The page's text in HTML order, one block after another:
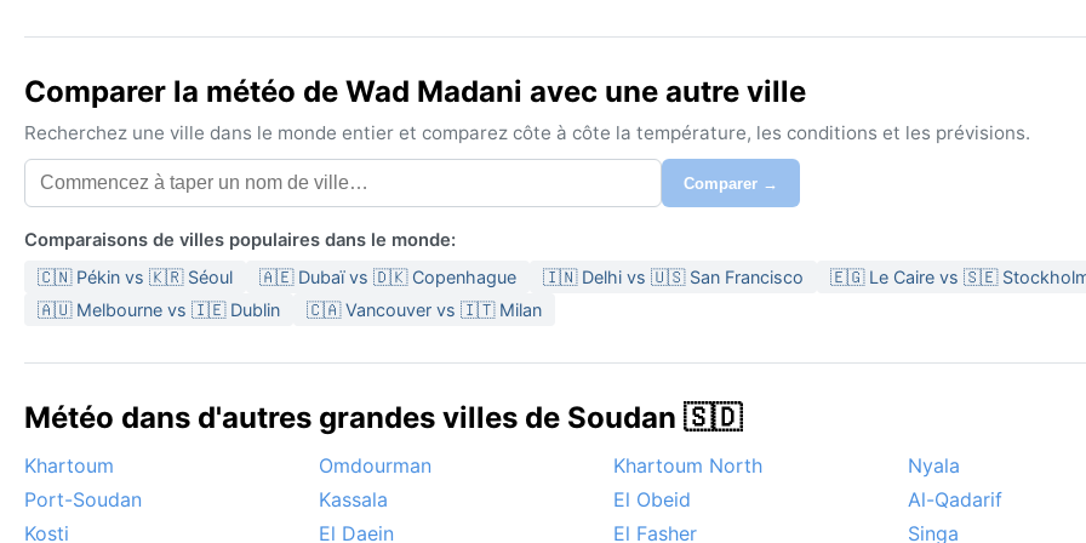
Comparer la météo de Wad Madani avec une autre ville
Recherchez une ville dans le monde entier et comparez côte à côte la température, les conditions et les prévisions.
Comparer →
Comparaisons de villes populaires dans le monde:
🇨🇳 Pékin vs 🇰🇷 Séoul 🇦🇪 Dubaï vs 🇩🇰 Copenhague 🇮🇳 Delhi vs 🇺🇸 San Francisco
🇪🇬 Le Caire vs 🇸🇪
🇦🇺 Melbourne vs 🇮🇪 Dublin
🇨🇦 Vancouver vs 🇮🇹 Milan
Météo dans d'autres grandes villes de Soudan 🇸🇩
Khartoum Omdourman Khartoum North
Nyala
Port-Soudan
Kassala El Obeid
Al-Qadarif
Kosti
El Daein El Fasher Singa